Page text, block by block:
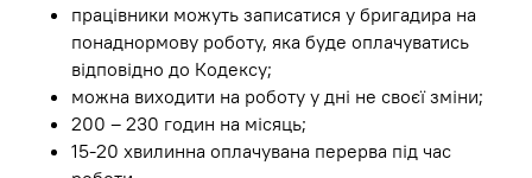
працівники можуть записатися у бригадира на
понаднормову роботу, яка буде оплачуватись
відповідно до Кодексу;
можна виходити на роботу у дні не своєї зміни;
200 – 230 годин на місяць;
15-20 хвилинна оплачувана перерва під час